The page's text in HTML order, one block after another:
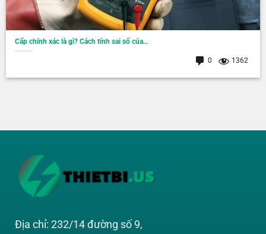
Cấp chính xác là gì? Cách tính sai số của…
0 1362
Địa chỉ: 232/14 đường số 9,